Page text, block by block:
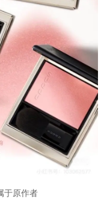
于原作者